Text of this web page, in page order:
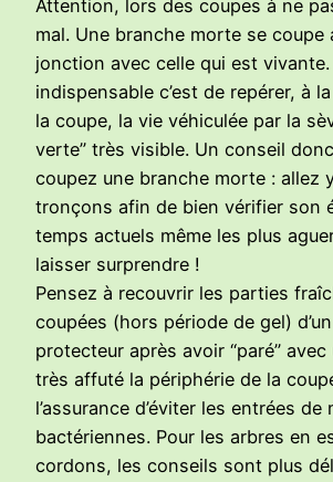
Attention, lors des coupes à ne
mal. Une branche morte se coupe
jonction avec celle qui est vivante.
indispensable c’est de repérer, à
la coupe, la vie véhiculée par la
verte” très visible. Un conseil
coupez une branche morte : allez
tronçons afin de bien vérifier son
temps actuels même les plus
laisser surprendre !
Pensez à recouvrir les parties
coupées (hors période de gel)
protecteur après avoir “paré”
très affuté la périphérie de la
l’assurance d’éviter les entrées de
bactériennes. Pour les arbres en
cordons, les conseils sont plus